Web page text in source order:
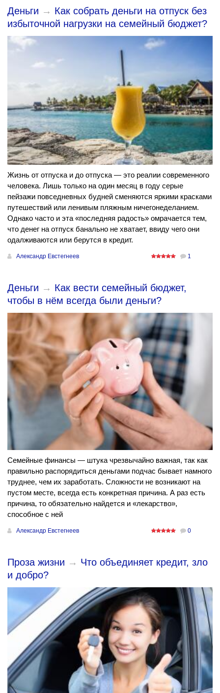
Деньги → Как собрать деньги на отпуск без
избыточной нагрузки на семейный бюджет?
Жизнь от отпуска и до отпуска — это реалии современного
человека. Лишь только на один месяц в году серые
пейзажи повседневных будней сменяются яркими красками
путешествий или ленивым пляжным ничегонеделанием.
Однако часто и эта «последняя радость» омрачается тем,
что денег на отпуск банально не хватает, ввиду чего они
одалживаются или берутся в кредит.
Александр Евстегнеев 1
Деньги → Как вести семейный бюджет,
чтобы в нём всегда были деньги?
Семейные финансы — штука чрезвычайно важная, так как
правильно распорядиться деньгами подчас бывает намного
труднее, чем их заработать. Сложности не возникают на
пустом месте, всегда есть конкретная причина. А раз есть
причина, то обязательно найдется и «лекарство»,
способное с ней
Александр Евстегнеев 0
Проза жизни → Что объединяет кредит, зло
и добро?